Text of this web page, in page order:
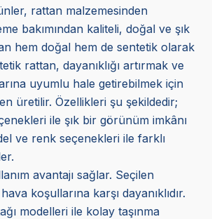
rattan malzemesinden
bakımından kaliteli, doğal ve şık
hem doğal hem de sentetik olarak
rattan, dayanıklığı artırmak ve
uyumlu hale getirebilmek için
üretilir. Özellikleri şu şekildedir;
ile şık bir görünüm imkânı
ve renk seçenekleri ile farklı
avantajı sağlar. Seçilen
koşullarına karşı dayanıklıdır.
modelleri ile kolay taşınma